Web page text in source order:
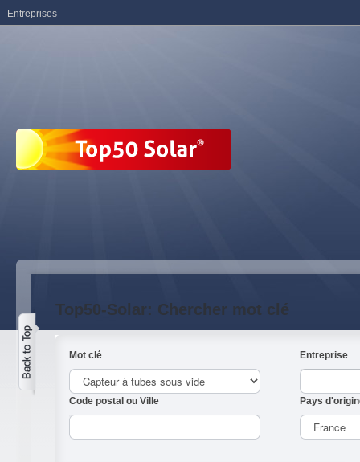
Top50-Solar: Chercher mot clé
Mot clé Entreprise
Code postal ou Ville Pays
Entreprises